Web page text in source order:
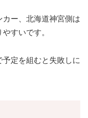
ー、北海道神宮側は
すいです。
定を組むと失敗しに